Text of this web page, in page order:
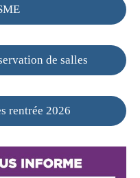
de salles
rentrée 2026